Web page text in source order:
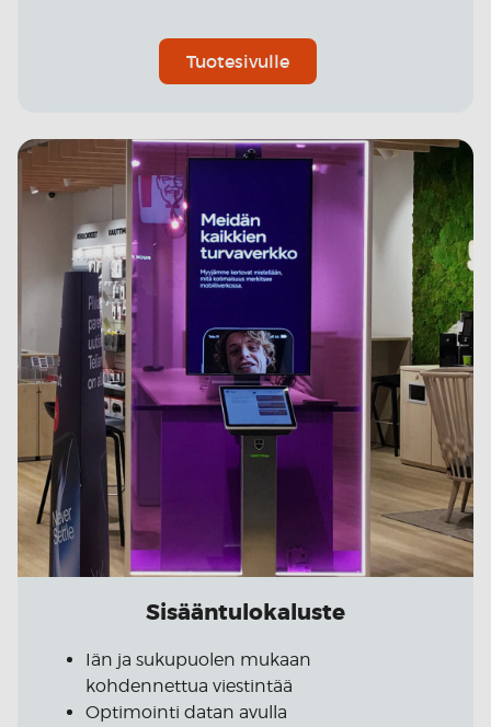
Tuotesivulle
Sisääntulokaluste
Iän ja sukupuolen mukaan
kohdennettua viestintää
Optimointi datan avulla